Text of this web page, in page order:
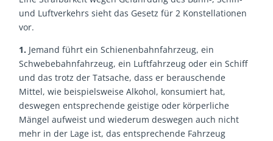
und Luftverkehrs sieht das Gesetz für 2 Konstellationen
vor.
1. Jemand führt ein Schienenbahnfahrzeug, ein
Schwebebahnfahrzeug, ein Luftfahrzeug oder ein Schiff
und das trotz der Tatsache, dass er berauschende
Mittel, wie beispielsweise Alkohol, konsumiert hat,
deswegen entsprechende geistige oder körperliche
Mängel aufweist und wiederum deswegen auch nicht
mehr in der Lage ist, das entsprechende Fahrzeug